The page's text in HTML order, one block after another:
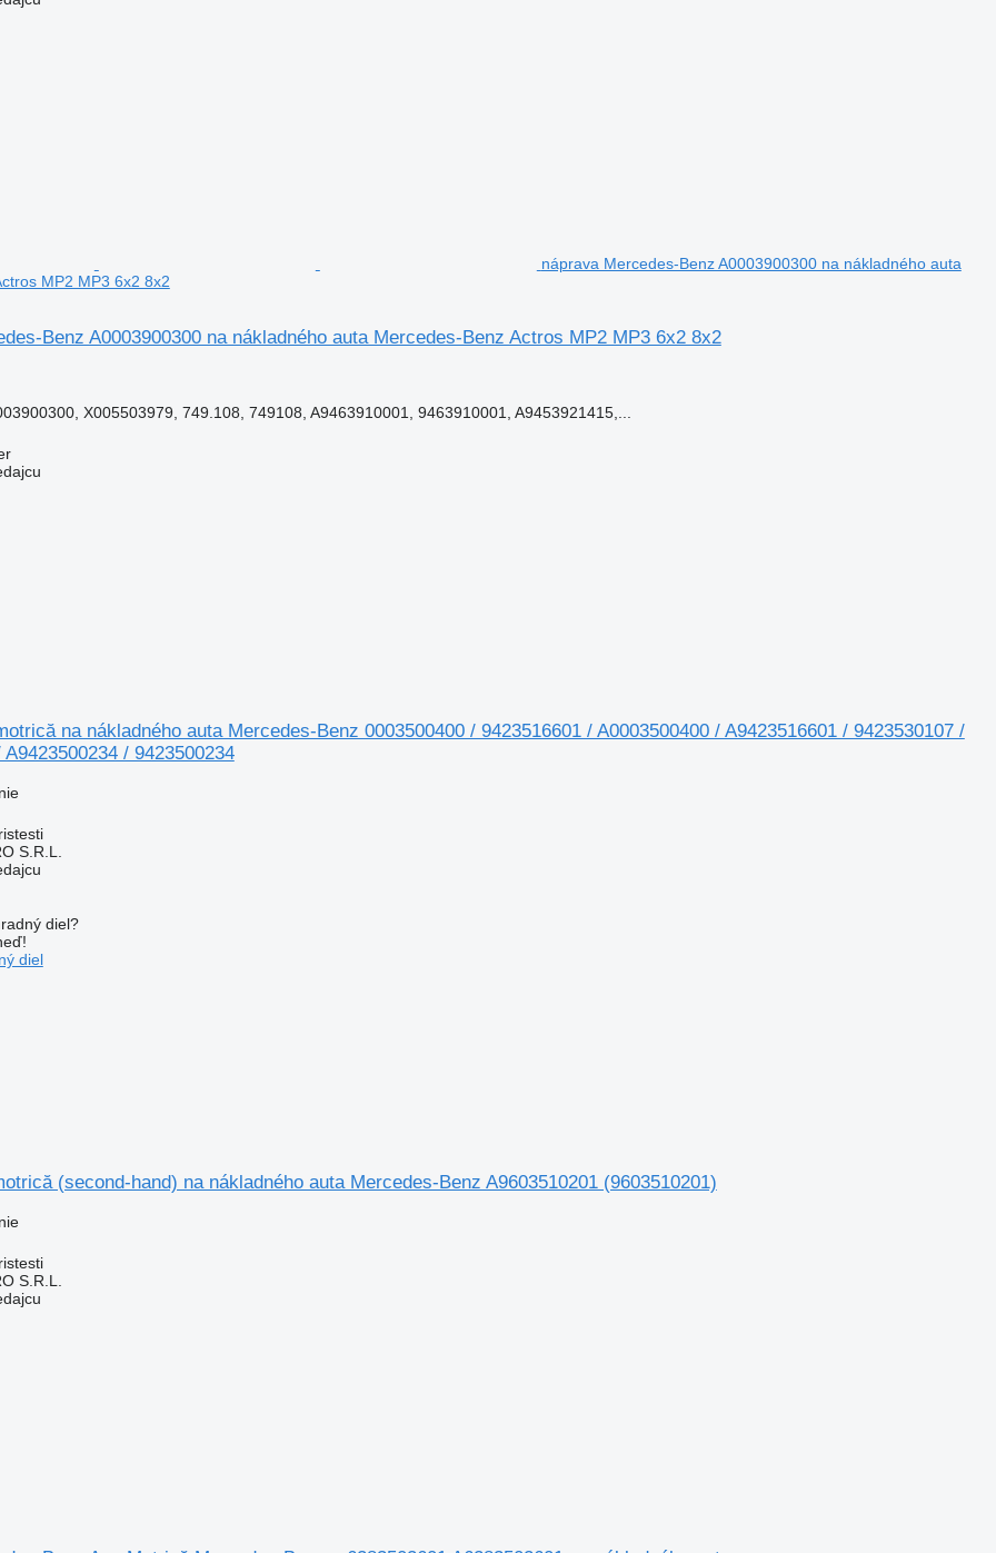
náprava Mercedes-Benz A0003900300 na nákladného auta
MP2 MP3 6x2 8x2
Benz A0003900300 na nákladného auta Mercedes-Benz Actros MP2 MP3 6x2 8x2
X005503979, 749.108, 749108, A9463910001, 9463910001, A9453921415,...
na nákladného auta Mercedes-Benz 0003500400 / 9423516601 / A0003500400 / A9423516601 / 9423530107 /
/ 9423500234
S.R.L.
diel?
diel
(second-hand) na nákladného auta Mercedes-Benz A9603510201 (9603510201)
S.R.L.